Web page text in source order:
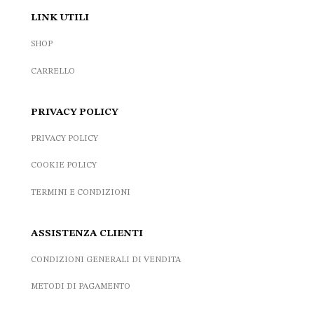
LINK UTILI
SHOP
CARRELLO
PRIVACY POLICY
PRIVACY POLICY
COOKIE POLICY
TERMINI E CONDIZIONI
ASSISTENZA CLIENTI
CONDIZIONI GENERALI DI VENDITA
METODI DI PAGAMENTO